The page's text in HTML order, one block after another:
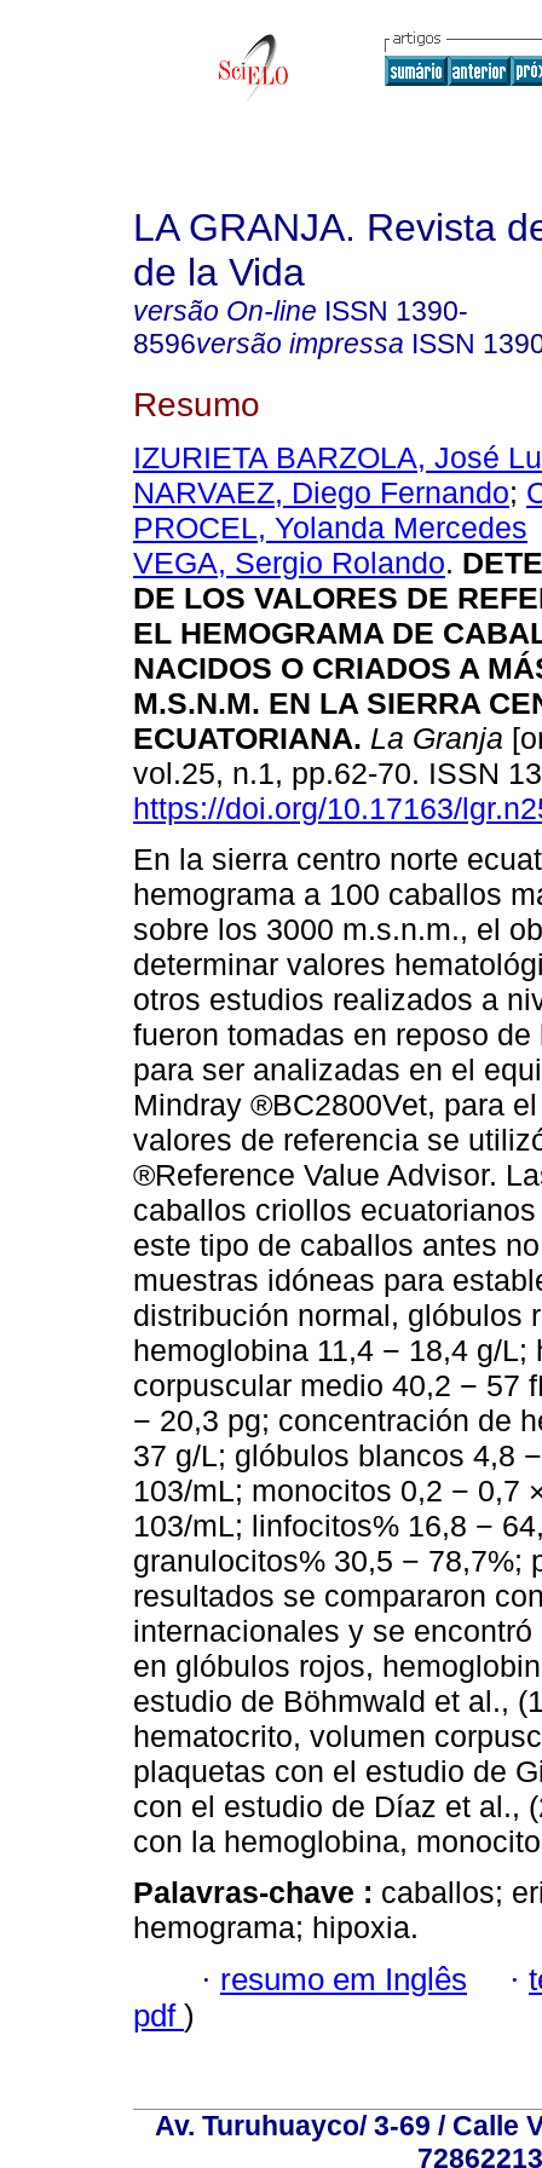
LA GRANJA. Revista
de la Vida
versão On-line ISSN 1390-
8596versão impressa ISSN
Resumo
IZURIETA BARZOLA, José
NARVAEZ, Diego Fernando;
PROCEL, Yolanda Mercedes
VEGA, Sergio Rolando.
DE LOS VALORES DE
EL HEMOGRAMA DE
NACIDOS O CRIADOS A
M.S.N.M. EN LA SIERRA
ECUATORIANA. La Granja
vol.25, n.1, pp.62-70. ISSN
https://doi.org/10.17163/
En la sierra centro norte
hemograma a 100 caballos
sobre los 3000 m.s.n.m., el
determinar valores
otros estudios realizados a
fueron tomadas en reposo
para ser analizadas en el
Mindray ®BC2800Vet, para
valores de referencia se
®Reference Value Advisor.
caballos criollos
este tipo de caballos antes
muestras idóneas para
distribución normal, glóbulos
hemoglobina 11,4 − 18,4 g/
corpuscular medio 40,2 − 57
− 20,3 pg; concentración de
37 g/L; glóbulos blancos 4,8
103/mL; monocitos 0,2 − 0,7
103/mL; linfocitos% 16,8 −
granulocitos% 30,5 − 78,7%;
resultados se compararon
internacionales y se
en glóbulos rojos,
estudio de Böhmwald et al.,
hematocrito, volumen
plaquetas con el estudio de
con el estudio de Díaz et al.,
con la hemoglobina,
Palavras-chave : caballos;
hemograma; hipoxia.
· resumo em Inglês ·
pdf )
Av. Turuhuayco/ 3-69 / Calle